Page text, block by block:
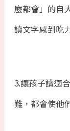
麼都會」的自
讀文字感到吃
3.讓孩子讀適
難，都會使他